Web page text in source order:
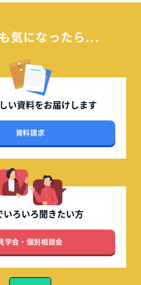
気になったら...
い資料をお届けします
資料請求
いろいろ聞きたい方
学会・個別相談会